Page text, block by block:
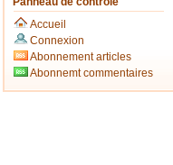
Accueil
Connexion
Abonnement articles
Abonnemt commentaires